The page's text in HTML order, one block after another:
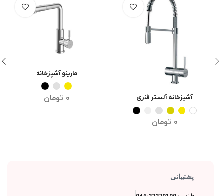
انتخاب گزینه ها
آشپزخانه آلستر فنری
0 تومان
انتخاب گزینه ها
مارینو آشپزخانه
0 تومان
پشتیبانی